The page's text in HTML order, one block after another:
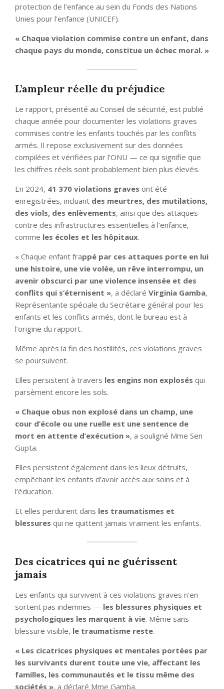
protection de l’enfance au sein du Fonds des Nations
Unies pour l’enfance (UNICEF).
« Chaque violation commise contre un enfant, dans
chaque pays du monde, constitue un échec moral. »
L’ampleur réelle du préjudice
Le rapport, présenté au Conseil de sécurité, est publié
chaque année pour documenter les violations graves
commises contre les enfants touchés par les conflits
armés. Il repose exclusivement sur des données
compilées et vérifiées par l’ONU — ce qui signifie que
les chiffres réels sont probablement bien plus élevés.
En 2024, 41 370 violations graves ont été
enregistrées, incluant des meurtres, des mutilations,
des viols, des enlèvements, ainsi que des attaques
contre des infrastructures essentielles à l’enfance,
comme les écoles et les hôpitaux.
« Chaque enfant frappé par ces attaques porte en lui
une histoire, une vie volée, un rêve interrompu, un
avenir obscurci par une violence insensée et des
conflits qui s’éternisent », a déclaré Virginia Gamba,
Représentante spéciale du Secrétaire général pour les
enfants et les conflits armés, dont le bureau est à
l’origine du rapport.
Même après la fin des hostilités, ces violations graves
se poursuivent.
Elles persistent à travers les engins non explosés qui
parsèment encore les sols.
« Chaque obus non explosé dans un champ, une
cour d’école ou une ruelle est une sentence de
mort en attente d’exécution », a souligné Mme Sen
Gupta.
Elles persistent également dans les lieux détruits,
empêchant les enfants d’avoir accès aux soins et à
l’éducation.
Et elles perdurent dans les traumatismes et
blessures qui ne quittent jamais vraiment les enfants.
Des cicatrices qui ne guérissent
jamais
Les enfants qui survivent à ces violations graves n’en
sortent pas indemnes — les blessures physiques et
psychologiques les marquent à vie. Même sans
blessure visible, le traumatisme reste.
« Les cicatrices physiques et mentales portées par
les survivants durent toute une vie, affectant les
familles, les communautés et le tissu même des
sociétés », a déclaré Mme Gamba.